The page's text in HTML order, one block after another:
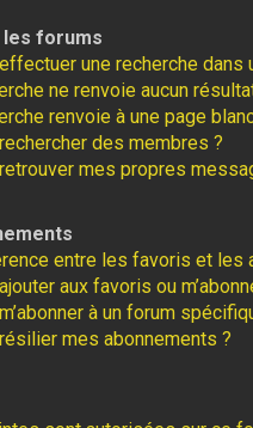
les forums
une recherche dans
ne renvoie aucun
renvoie à une page
des membres ?
mes propres
entre les favoris et les
aux favoris ou
à un forum
mes abonnements ?